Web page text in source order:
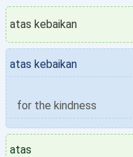
atas kebaikan
atas kebaikan
for the kindness
atas